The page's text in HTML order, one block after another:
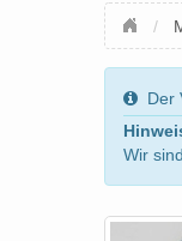
Der
Wir